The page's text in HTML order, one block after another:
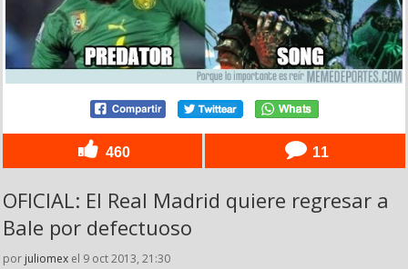
460 11
OFICIAL: El Real Madrid quiere regresar a
Bale por defectuoso
por juliomex el 9 oct 2013, 21:30